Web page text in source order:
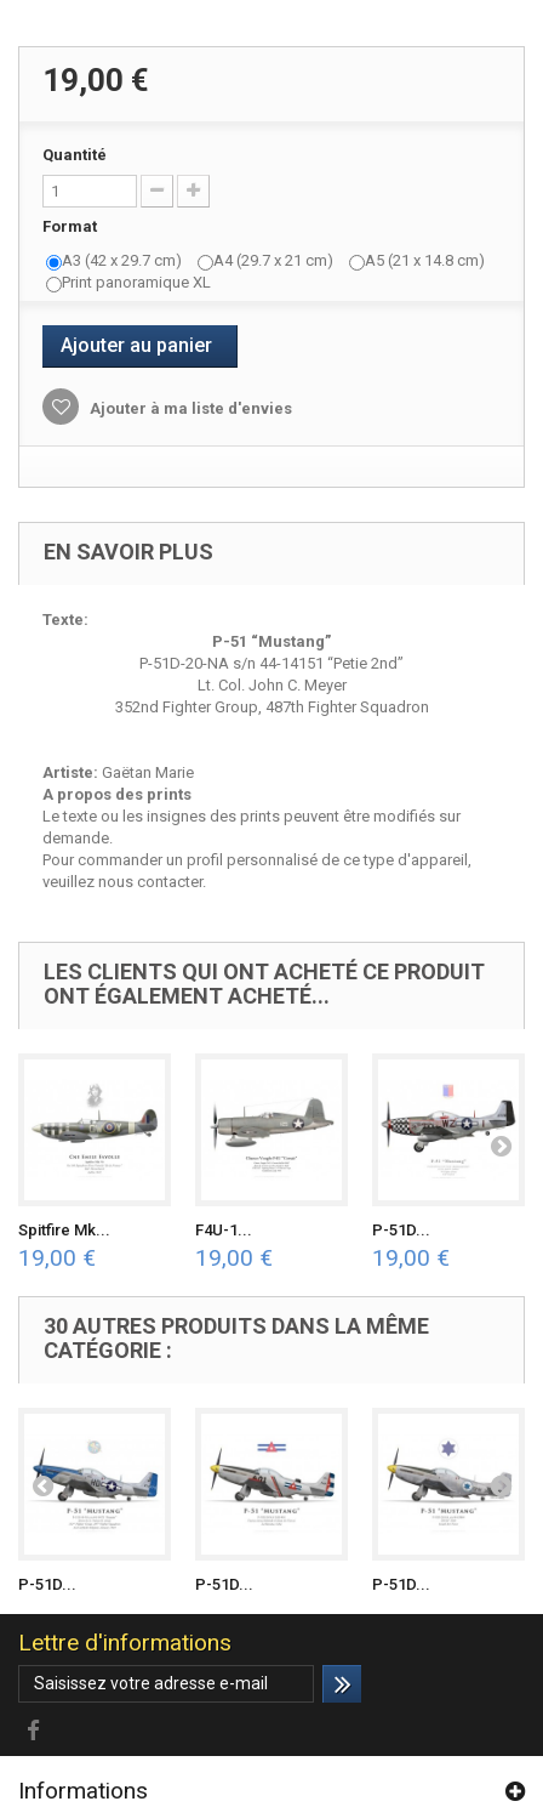
19,00 €
Quantité
Format
A3 (42 x 29.7 cm)
A4 (29.7 x 21 cm)
A5 (21 x 14.8 cm)
Print panoramique XL
Ajouter au panier
Ajouter à ma liste d'envies
EN SAVOIR PLUS
Texte:
P-51 “Mustang”
P-51D-20-NA s/n 44-14151 “Petie 2nd”
Lt. Col. John C. Meyer
352nd Fighter Group, 487th Fighter Squadron
Artiste: Gaëtan Marie
A propos des prints
Le texte ou les insignes des prints peuvent être modifiés sur
demande.
Pour commander un profil personnalisé de ce type d'appareil,
veuillez nous contacter.
LES CLIENTS QUI ONT ACHETÉ CE PRODUIT
ONT ÉGALEMENT ACHETÉ...
Spitfire Mk...
19,00 €
F4U-1...
19,00 €
P-51D...
19,00 €
30 AUTRES PRODUITS DANS LA MÊME
CATÉGORIE :
P-51D... P-51D... P-51D...
Lettre d'informations
Informations